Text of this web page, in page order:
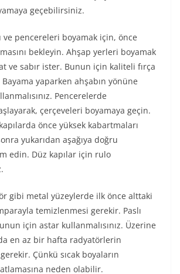
geçebilirsiniz.
ve pencereleri boyamak için, önce
bekleyin. Ahşap yerleri boyamak
ve sabır ister. Bunun için kaliteli fırça
Bayama yaparken ahşabın yönüne
Pencerelerde
çerçeveleri boyamaya geçin.
önce yüksek kabartmaları
yukarıdan aşağıya doğru
edin. Düz kapılar için rulo
gibi metal yüzeylerde ilk önce alttaki
temizlenmesi gerekir. Paslı
için astar kullanmalısınız. Üzerine
en az bir hafta radyatörlerin
Çünkü sıcak boyaların
neden olabilir.